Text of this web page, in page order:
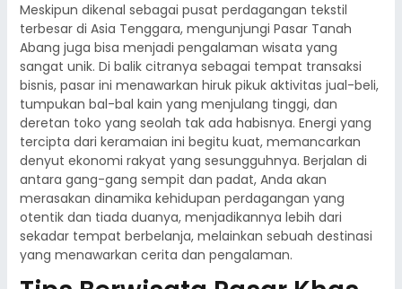
Meskipun dikenal sebagai pusat perdagangan tekstil
terbesar di Asia Tenggara, mengunjungi Pasar Tanah
Abang juga bisa menjadi pengalaman wisata yang
sangat unik. Di balik citranya sebagai tempat transaksi
bisnis, pasar ini menawarkan hiruk pikuk aktivitas jual-beli,
tumpukan bal-bal kain yang menjulang tinggi, dan
deretan toko yang seolah tak ada habisnya. Energi yang
tercipta dari keramaian ini begitu kuat, memancarkan
denyut ekonomi rakyat yang sesungguhnya. Berjalan di
antara gang-gang sempit dan padat, Anda akan
merasakan dinamika kehidupan perdagangan yang
otentik dan tiada duanya, menjadikannya lebih dari
sekadar tempat berbelanja, melainkan sebuah destinasi
yang menawarkan cerita dan pengalaman.